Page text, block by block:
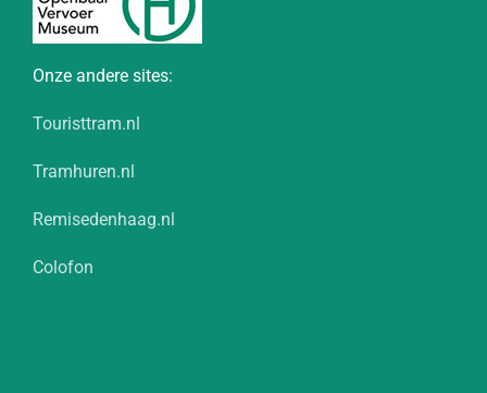
Onze andere sites:
Touristtram.nl
Tramhuren.nl
Remisedenhaag.nl
Colofon